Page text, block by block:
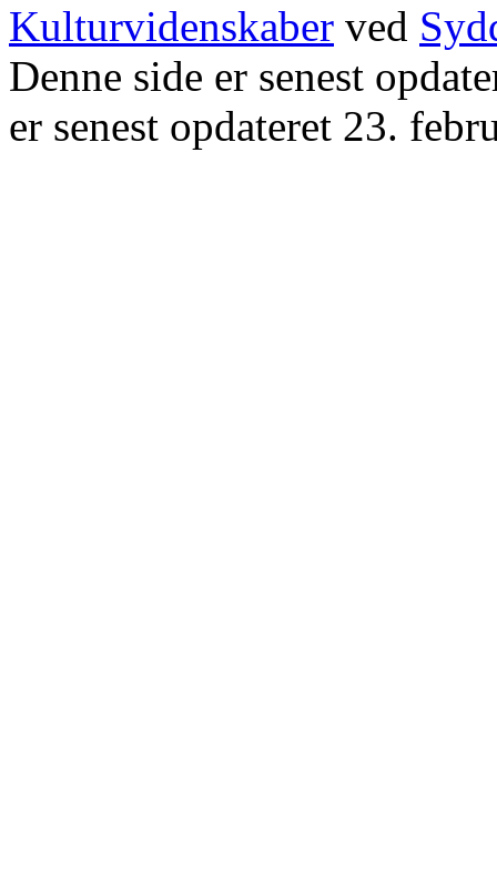
Kulturvidenskaber ved
Denne side er senest
er senest opdateret 23.